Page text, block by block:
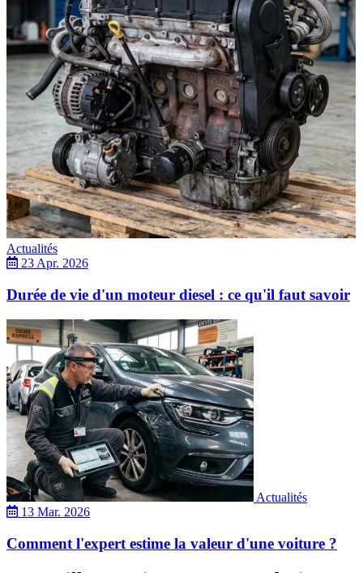
Actualités
23 Apr. 2026
Durée de vie d'un moteur diesel : ce qu'il faut savoir
Actualités
13 Mar. 2026
Comment l'expert estime la valeur d'une voiture ?